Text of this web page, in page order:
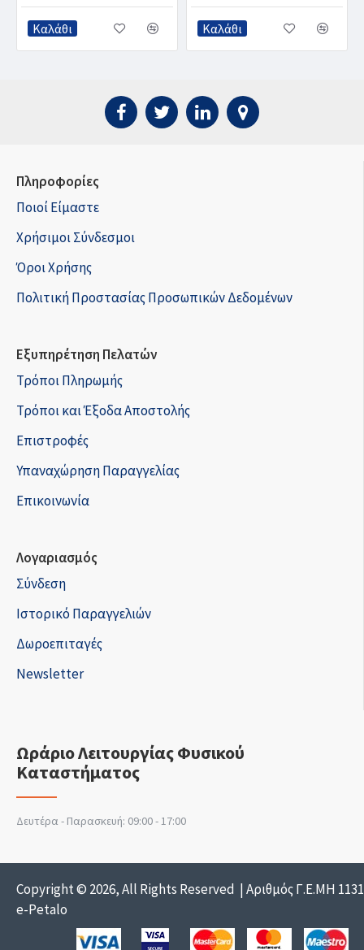
Καλάθι Καλάθι
Πληροφορίες
Ποιοί Είμαστε
Χρήσιμοι Σύνδεσμοι
Όροι Χρήσης
Πολιτική Προστασίας Προσωπικών Δεδομένων
Εξυπηρέτηση Πελατών
Τρόποι Πληρωμής
Τρόποι και Έξοδα Αποστολής
Επιστροφές
Υπαναχώρηση Παραγγελίας
Επικοινωνία
Λογαριασμός
Σύνδεση
Ιστορικό Παραγγελιών
Δωροεπιταγές
Newsletter
Ωράριο Λειτουργίας Φυσικού
Καταστήματος
Δευτέρα - Παρασκευή: 09:00 - 17:00
Copyright © 2026, All Rights Reserved | Αριθμός Γ.Ε.ΜΗ
e-Petalo